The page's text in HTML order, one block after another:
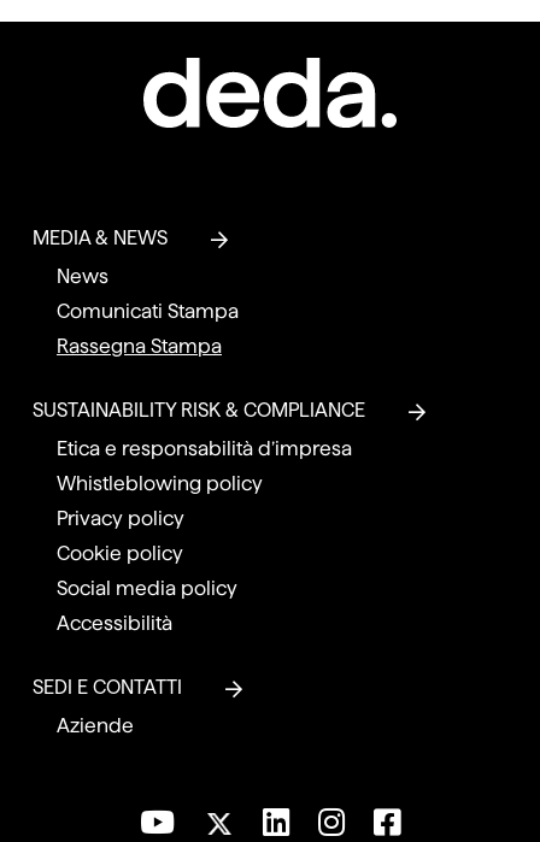
MEDIA & NEWS
News
Comunicati Stampa
Rassegna Stampa
SUSTAINABILITY RISK & COMPLIANCE
Etica e responsabilità d’impresa
Whistleblowing policy
Privacy policy
Cookie policy
Social media policy
Accessibilità
SEDI E CONTATTI
Aziende